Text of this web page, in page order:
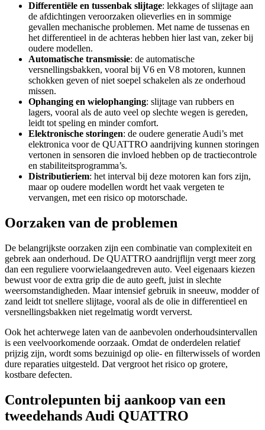
Differentiële en tussenbak slijtage: lekkages of slijtage aan
de afdichtingen veroorzaken olieverlies en in sommige
gevallen mechanische problemen. Met name de tussenas en
het differentieel in de achteras hebben hier last van, zeker bij
oudere modellen.
Automatische transmissie: de automatische
versnellingsbakken, vooral bij V6 en V8 motoren, kunnen
schokken geven of niet soepel schakelen als ze onderhoud
missen.
Ophanging en wielophanging: slijtage van rubbers en
lagers, vooral als de auto veel op slechte wegen is gereden,
leidt tot speling en minder comfort.
Elektronische storingen: de oudere generatie Audi’s met
elektronica voor de QUATTRO aandrijving kunnen storingen
vertonen in sensoren die invloed hebben op de tractiecontrole
en stabiliteitsprogramma’s.
Distributieriem: het interval bij deze motoren kan fors zijn,
maar op oudere modellen wordt het vaak vergeten te
vervangen, met een risico op motorschade.
Oorzaken van de problemen
De belangrijkste oorzaken zijn een combinatie van complexiteit en
gebrek aan onderhoud. De QUATTRO aandrijflijn vergt meer zorg
dan een reguliere voorwielaangedreven auto. Veel eigenaars kiezen
bewust voor de extra grip die de auto geeft, juist in slechte
weersomstandigheden. Maar intensief gebruik in sneeuw, modder of
zand leidt tot snellere slijtage, vooral als de olie in differentieel en
versnellingsbakken niet regelmatig wordt ververst.
Ook het achterwege laten van de aanbevolen onderhoudsintervallen
is een veelvoorkomende oorzaak. Omdat de onderdelen relatief
prijzig zijn, wordt soms bezuinigd op olie- en filterwissels of worden
dure reparaties uitgesteld. Dat vergroot het risico op grotere,
kostbare defecten.
Controlepunten bij aankoop van een
tweedehands Audi QUATTRO